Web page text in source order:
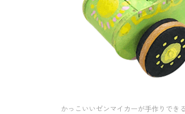
かっこいいゼンマイカーが手作りでき